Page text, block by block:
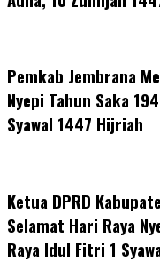
Pemkab Jembrana
Nyepi Tahun Saka
Syawal 1447 Hijriah
Ketua DPRD
Selamat Hari Raya
Raya Idul Fitri 1